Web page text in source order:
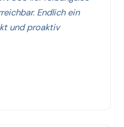
Endlich ein
und proaktiv